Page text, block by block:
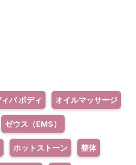
バ ボディ オイルマッサージ
ゼウス（EMS）
ホットストーン 整体